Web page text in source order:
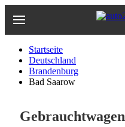
Hauptinhalt
Startseite
Deutschland
Brandenburg
Bad Saarow
Gebrauchtwagen